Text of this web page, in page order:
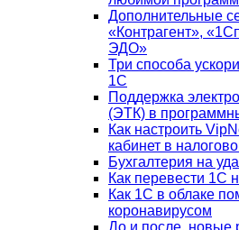
Дополнительные
«Контрагент»,
ЭДО»
Три способа
1С
Поддержка
(ЭТК) в
Как настроить
кабинет в
Бухгалтерия на
Как перевести 1С
Как 1С в облаке
коронавирусом
До и после, новые